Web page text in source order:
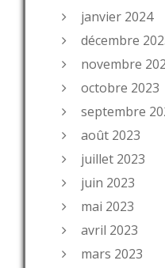
janvier 2024
décembre
novembre
octobre 2023
septembre
août 2023
juillet 2023
juin 2023
mai 2023
avril 2023
mars 2023